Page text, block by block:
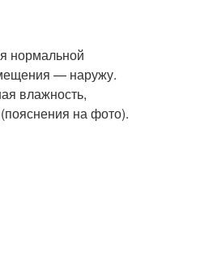
нормальной
— наружу.
влажность,
на фото).